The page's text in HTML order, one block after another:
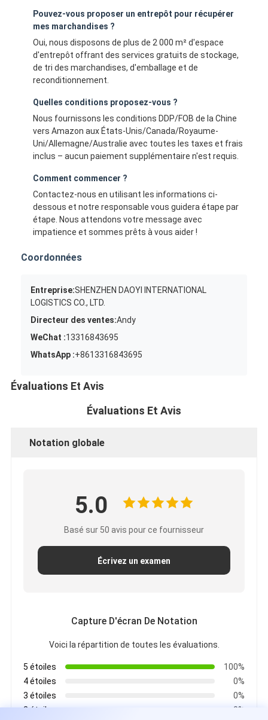
Pouvez-vous proposer un entrepôt pour récupérer
mes marchandises ?
Oui, nous disposons de plus de 2 000 m² d'espace
d'entrepôt offrant des services gratuits de stockage,
de tri des marchandises, d'emballage et de
reconditionnement.
Quelles conditions proposez-vous ?
Nous fournissons les conditions DDP/FOB de la Chine
vers Amazon aux États-Unis/Canada/Royaume-
Uni/Allemagne/Australie avec toutes les taxes et frais
inclus – aucun paiement supplémentaire n'est requis.
Comment commencer ?
Contactez-nous en utilisant les informations ci-
dessous et notre responsable vous guidera étape par
étape. Nous attendons votre message avec
impatience et sommes prêts à vous aider !
Coordonnées
Entreprise:SHENZHEN DAOYI INTERNATIONAL
LOGISTICS CO., LTD.
Directeur des ventes:Andy
WeChat :13316843695
WhatsApp :+8613316843695
Évaluations Et Avis
Évaluations Et Avis
Notation globale
5.0
Basé sur 50 avis pour ce fournisseur
Écrivez un examen
Capture D'écran De Notation
Voici la répartition de toutes les évaluations.
5 étoiles
100%
4 étoiles
0%
3 étoiles
0%
2 étoiles
0%